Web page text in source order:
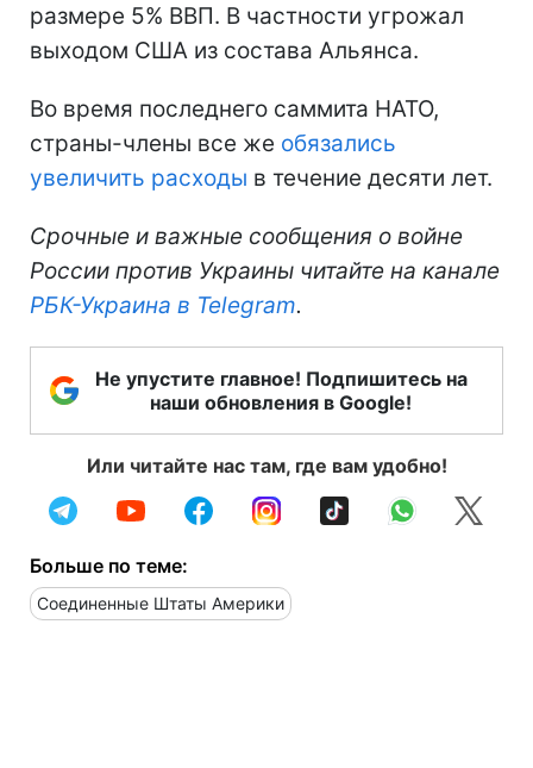
размере 5% ВВП. В частности угрожал
выходом США из состава Альянса.
Во время последнего саммита НАТО,
страны-члены все же обязались
увеличить расходы в течение десяти лет.
Срочные и важные сообщения о войне
России против Украины читайте на канале
РБК-Украина в Telegram.
Не упустите главное! Подпишитесь на
наши обновления в Google!
Или читайте нас там, где вам удобно!
Больше по теме:
Соединенные Штаты Америки